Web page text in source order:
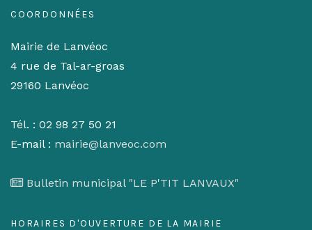
COORDONNÉES
Mairie de Lanvéoc
4 rue de Tal-ar-groas
29160 Lanvéoc
Tél. : 02 98 27 50 21
E-mail : mairie@lanveoc.com
Bulletin municipal "LE P'TIT LANVAUX"
HORAIRES D'OUVERTURE DE LA MAIRIE